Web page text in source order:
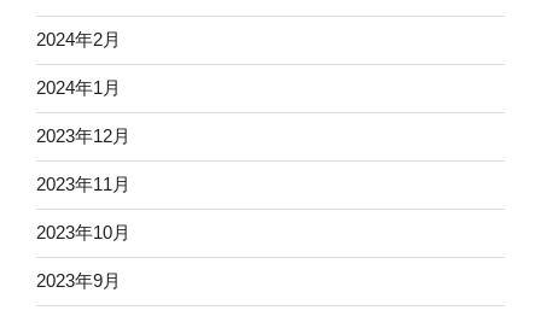
2024年2月
2024年1月
2023年12月
2023年11月
2023年10月
2023年9月